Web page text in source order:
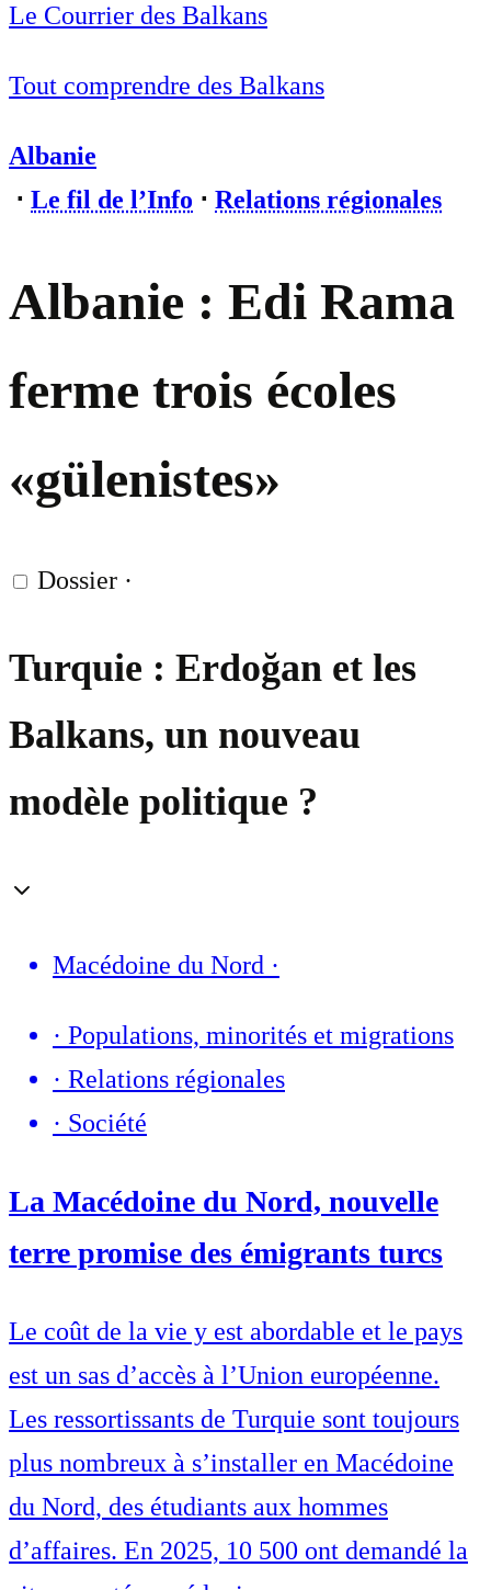
Le Courrier des Balkans
Tout comprendre des Balkans
Albanie
⋅ Le fil de l’Info ⋅ Relations régionales
Albanie : Edi Rama
ferme trois écoles
«gülenistes»
Dossier ·
Turquie : Erdoğan et les
Balkans, un nouveau
modèle politique ?
Macédoine du Nord ·
· Populations, minorités et migrations
· Relations régionales
· Société
La Macédoine du Nord, nouvelle
terre promise des émigrants turcs
Le coût de la vie y est abordable et le pays
est un sas d’accès à l’Union européenne.
Les ressortissants de Turquie sont toujours
plus nombreux à s’installer en Macédoine
du Nord, des étudiants aux hommes
d’affaires. En 2025, 10 500 ont demandé la